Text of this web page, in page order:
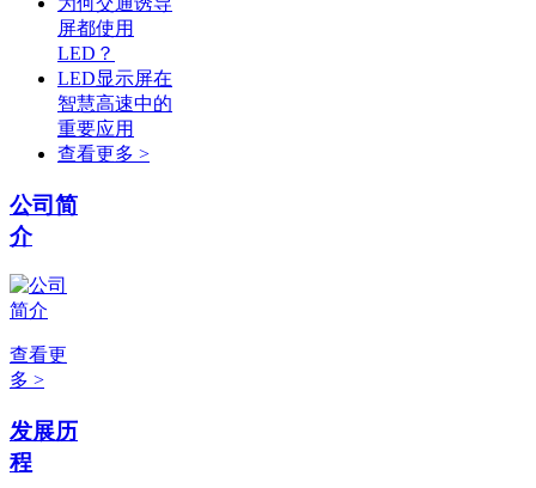
屏都使用
LED？
LED显示屏在
智慧高速中的
重要应用
查看更多 >
公司简
介
查看更
多 >
发展历
程